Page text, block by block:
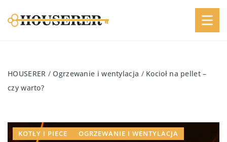
HOUSERER / Ogrzewanie i wentylacja / Kocioł na pellet –
czy warto?
KOTŁY I PIECE OGRZEWANIE I WENTYLACJA